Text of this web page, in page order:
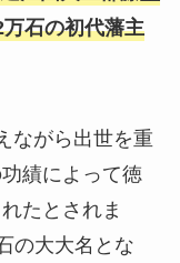
石の初代藩主
ながら出世を重
績によって徳
たとされま
の大大名とな